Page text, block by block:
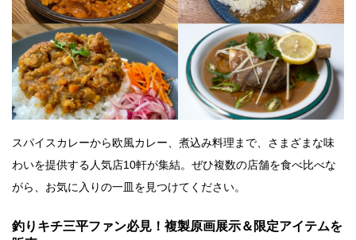
スパイスカレーから欧風カレー、煮込み料理まで、さまざまな味
わいを提供する人気店10軒が集結。ぜひ複数の店舗を食べ比べな
がら、お気に入りの一皿を見つけてください。
釣りキチ三平ファン必見！複製原画展示＆限定アイテムを